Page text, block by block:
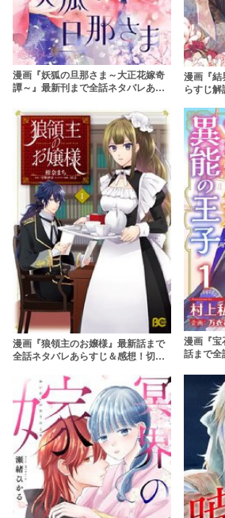
漫画『妖狐の旦那さま～大正花嫁奇
譚～』最新刊まで全話ネタバレあら
も！小説家になろうで読める？
【rawは違法】
漫画『結
らすじ
漫画『狼領主のお嬢様』最新話まで
全話ネタバレあらすじ＆感想！切な
漫画『宝
話まで全
ー